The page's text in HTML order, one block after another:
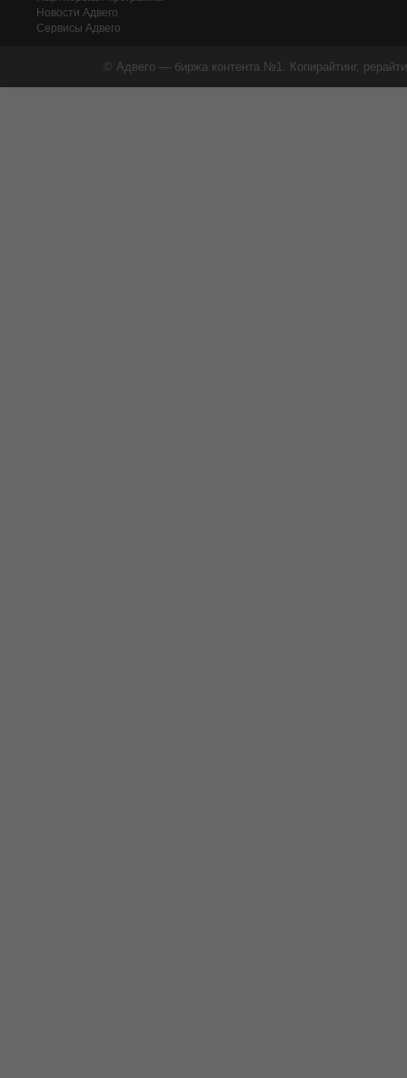
Новости Адвего
Сервисы Адвего
© Адвего — биржа контента №1. Копирайтинг,